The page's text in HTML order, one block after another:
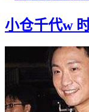
小仓千代w